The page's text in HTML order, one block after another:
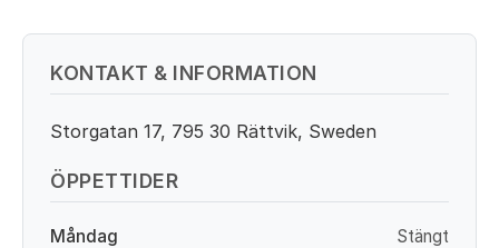
KONTAKT & INFORMATION
Storgatan 17, 795 30 Rättvik, Sweden
ÖPPETTIDER
Måndag
Stängt